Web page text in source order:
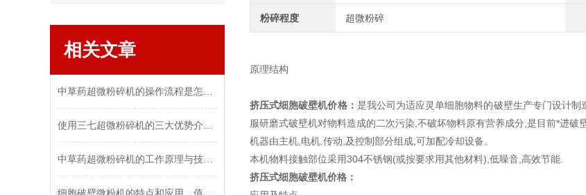
相关文章
粉碎程度 超微粉碎
原理结构
挤压式细胞破壁机价格： 是我公司为适应灵单细胞物料的破壁生产专门设计
服研磨式破壁机对物料造成的二次污染,不破坏物料原有营养成分,是目前*进破
机器由主机,电机.传动,及控制部分组成,可加配冷却设备。
本机物料接触部位采用304不锈钢(或按要求用其他材料),低噪音,高效节能.
挤压式细胞破壁机价格 ：